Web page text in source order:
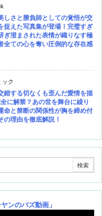
しさと勝負師としての覚悟が交
捉えた写真集が登場！完璧すぎ
ぎ澄まされた表情が織りなす極
全ての心を奪い圧倒的な存在感
ック
錯する切なくも歪んだ愛情を描
に解禁？あの世を舞台に繰り
命と禁断の関係性が胸を締め付
の理由を徹底解説！
ンのバズ動画」